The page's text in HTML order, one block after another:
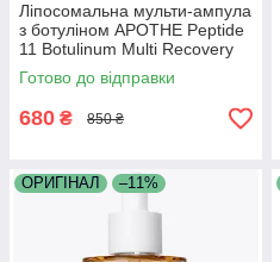
Ліпосомальна мульти-ампула
з ботуліном APOTHE Peptide
11 Botulinum Multi Recovery
Ampoule 30 мл
Готово до відправки
680 ₴ 850 ₴
ОРИГІНАЛ –11%